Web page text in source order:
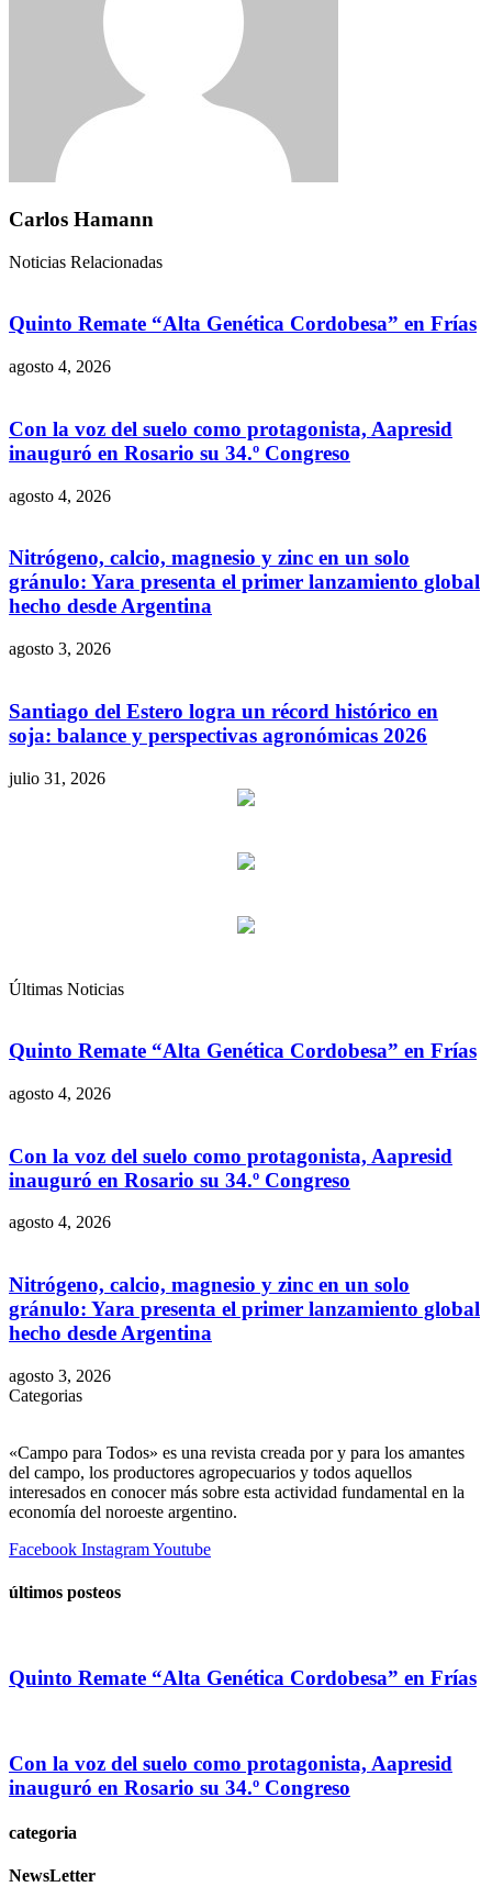
Carlos Hamann
Noticias Relacionadas
Quinto Remate “Alta Genética Cordobesa” en Frías
agosto 4, 2026
Con la voz del suelo como protagonista, Aapresid
inauguró en Rosario su 34.º Congreso
agosto 4, 2026
Nitrógeno, calcio, magnesio y zinc en un solo
gránulo: Yara presenta el primer lanzamiento global
hecho desde Argentina
agosto 3, 2026
Santiago del Estero logra un récord histórico en
soja: balance y perspectivas agronómicas 2026
julio 31, 2026
Últimas Noticias
Quinto Remate “Alta Genética Cordobesa” en Frías
agosto 4, 2026
Con la voz del suelo como protagonista, Aapresid
inauguró en Rosario su 34.º Congreso
agosto 4, 2026
Nitrógeno, calcio, magnesio y zinc en un solo
gránulo: Yara presenta el primer lanzamiento global
hecho desde Argentina
agosto 3, 2026
Categorias
«Campo para Todos» es una revista creada por y para los amantes
del campo, los productores agropecuarios y todos aquellos
interesados en conocer más sobre esta actividad fundamental en la
economía del noroeste argentino.
Facebook InstagramYoutube
últimos posteos
Quinto Remate “Alta Genética Cordobesa” en Frías
Con la voz del suelo como protagonista, Aapresid
inauguró en Rosario su 34.º Congreso
categoria
NewsLetter